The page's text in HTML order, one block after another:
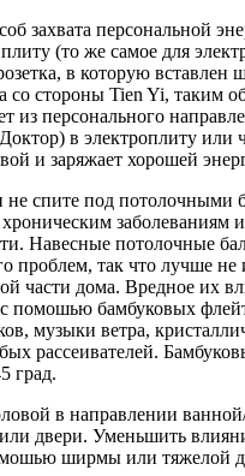
захвата персональной
(то же самое для
в которую вставлен
со стороны Tien Yi, таким
из персонального
в электроплиту или
и заряжает хорошей
не спите под потолочными
заболеваниям
Навесные потолочные
проблем, так что лучше не
части дома. Вредное их
помошью бамбуковых
музыки ветра,
рассеивателей.
град.
в направлении
двери. Уменьшить
ширмы или тяжелой